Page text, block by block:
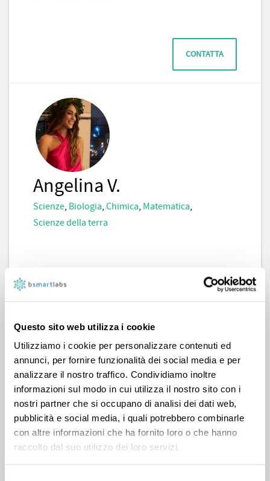
Questo sito web utilizza i cookie
Utilizziamo i cookie per personalizzare contenuti ed
annunci, per fornire funzionalità dei social media e per
analizzare il nostro traffico. Condividiamo inoltre
informazioni sul modo in cui utilizza il nostro sito con i
nostri partner che si occupano di analisi dei dati web,
pubblicità e social media, i quali potrebbero combinarle
con altre informazioni che ha fornito loro o che hanno
raccolto dal suo utilizzo dei loro servizi.
CONTATTA
Angelina V.
Scienze, Biologia, Chimica, Matematica,
Scienze della terra
CONTATTA
Elena A.
Scienze,Matematica